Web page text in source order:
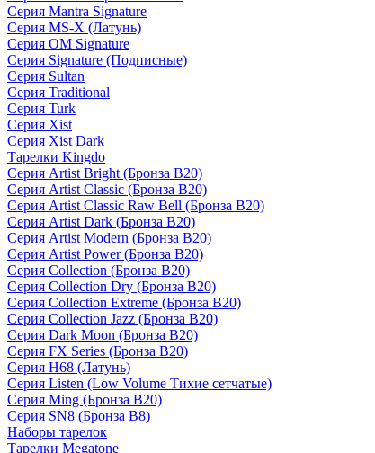
Серия Mantra Signature
Серия MS-X (Латунь)
Серия OM Signature
Серия Signature (Подписные)
Серия Sultan
Серия Traditional
Серия Turk
Серия Xist
Серия Xist Dark
Тарелки Kingdo
Серия Artist Bright (Бронза B20)
Серия Artist Classic (Бронза B20)
Серия Artist Classic Raw Bell (Бронза B20)
Серия Artist Dark (Бронза B20)
Серия Artist Modern (Бронза B20)
Серия Artist Power (Бронза B20)
Серия Collection (Бронза B20)
Серия Collection Dry (Бронза B20)
Серия Collection Extreme (Бронза B20)
Серия Collection Jazz (Бронза B20)
Серия Dark Moon (Бронза B20)
Серия FX Series (Бронза B20)
Серия H68 (Латунь)
Серия Listen (Low Volume Тихие сетчатые)
Серия Ming (Бронза B20)
Серия SN8 (Бронза B8)
Наборы тарелок
Тарелки Megatone